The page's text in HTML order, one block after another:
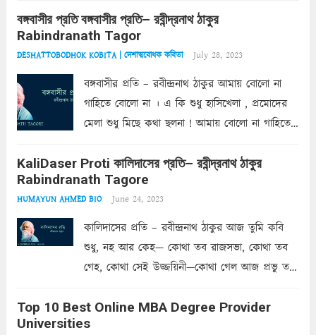
আপন ভাণ্ডার, তোমারে সম্মুখে রাখি পেল সে সুযোগ।
দাতা আর গ্রহীতার...
বঙ্গবাসীর প্রতি বঙ্গবাসীর প্রতি– রবীন্দ্রনাথ ঠাকুর
Rabindranath Tagor
DESHATTOBODHOK KOBITA | দেশাত্মবোধক কবিতা July 28, 2023
বঙ্গবাসীর প্রতি – রবীন্দ্রনাথ ঠাকুর আমায় বোলো না
গাহিতে বোলো না । এ কি শুধু হাসিখেলা , প্রমোদের
মেলা শুধু মিছে কথা ছলনা ! আমায় বোলো না গাহিতে
কলঙ্কের...Read more
KaliDaser Proti কালিদাসের প্রতি– রবীন্দ্রনাথ ঠাকুর
Rabindranath Tagore
HUMAYUN AHMED BIO June 24, 2023
কালিদাসের প্রতি – রবীন্দ্রনাথ ঠাকুর আজ তুমি কবি
শুধু, নহ আর কেহ— কোথা তব রাজসভা, কোথা তব
গেহ, কোথা সেই উজ্জয়িনী—কোথা গেল আজ প্রভু তব,
মনে হয় ছিলে তুমি চিরদিন চিরানন্দময় অলকার
অধিবাসী।...
Top 10 Best Online MBA Degree Provider
Universities